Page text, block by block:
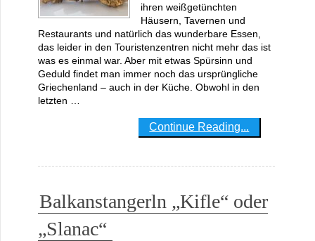
ihren weißgetünchten
Häusern, Tavernen und
Restaurants und natürlich das wunderbare Essen,
das leider in den Touristenzentren nicht mehr das ist
was es einmal war. Aber mit etwas Spürsinn und
Geduld findet man immer noch das ursprüngliche
Griechenland – auch in der Küche. Obwohl in den
letzten …
Continue Reading...
Balkanstangerln „Kifle“ oder
„Slanac“